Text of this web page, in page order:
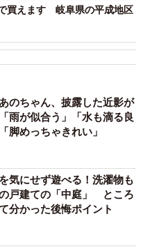
市）
）
買えます 岐阜県の平成地区
のちゃん、披露した近影が
雨が似合う」「水も滴る良
脚めっちゃきれい」
気にせず遊べる！洗濯物も
戸建ての「中庭」 ところ
分かった後悔ポイント